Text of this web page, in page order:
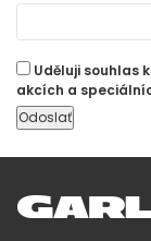
Uděluji souhlas
akcích a